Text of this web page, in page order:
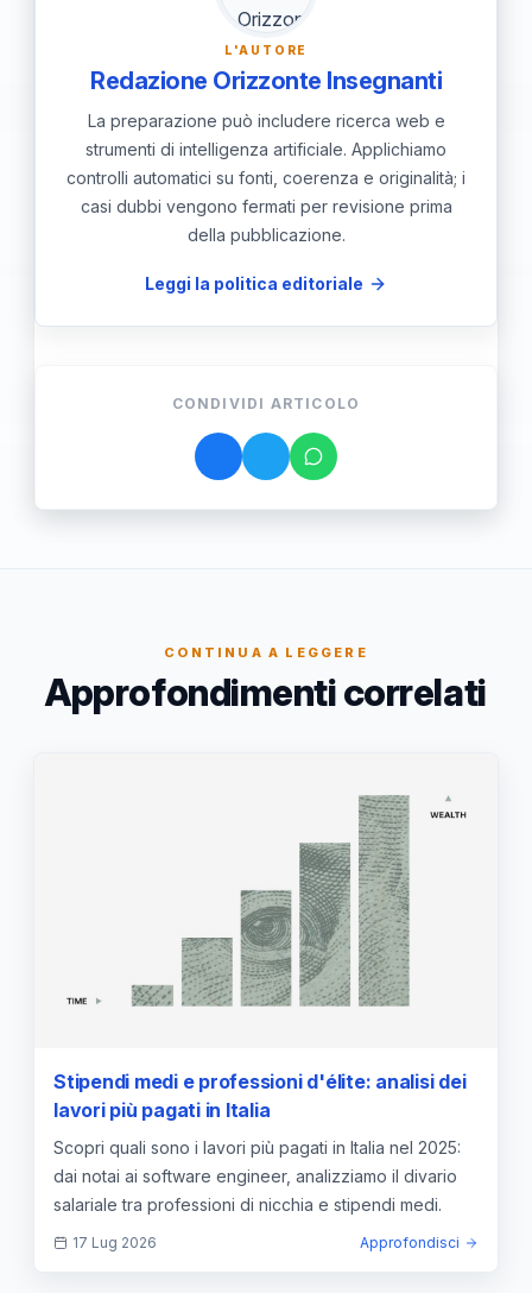
L'AUTORE
Redazione Orizzonte Insegnanti
La preparazione può includere ricerca web e
strumenti di intelligenza artificiale. Applichiamo
controlli automatici su fonti, coerenza e originalità; i
casi dubbi vengono fermati per revisione prima
della pubblicazione.
Leggi la politica editoriale
CONDIVIDI ARTICOLO
CONTINUA A LEGGERE
Approfondimenti correlati
Stipendi medi e professioni d'élite: analisi dei
lavori più pagati in Italia
Scopri quali sono i lavori più pagati in Italia nel 2025:
dai notai ai software engineer, analizziamo il divario
salariale tra professioni di nicchia e stipendi medi.
17 Lug 2026 Approfondisci